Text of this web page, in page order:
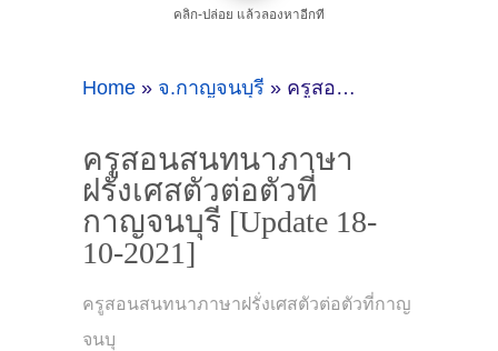
คลิก-ปล่อย แล้วลองหาอีกที
Home » จ.กาญจนบุรี » ครูสอนสนทนาภาษาฝรั่งเศสตัวต่อตัวที่กาญจนบุรี [Update 18-10-2021]
ครูสอนสนทนาภาษา
ฝรั่งเศสตัวต่อตัวที่
กาญจนบุรี [Update 18-
10-2021]
ครูสอนสนทนาภาษาฝรั่งเศสตัวต่อตัวที่กาญ
จนบุ